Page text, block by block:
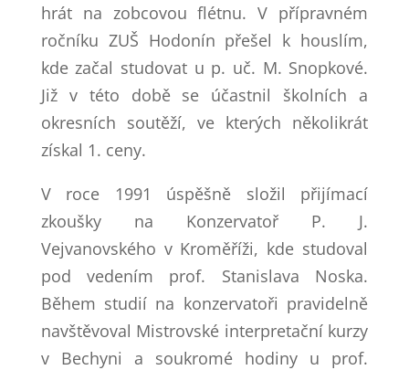
hrát na zobcovou flétnu. V přípravném
ročníku ZUŠ Hodonín přešel k houslím,
kde začal studovat u p. uč. M. Snopkové.
Již v této době se účastnil školních a
okresních soutěží, ve kterých několikrát
získal 1. ceny.
V roce 1991 úspěšně složil přijímací
zkoušky na Konzervatoř P. J.
Vejvanovského v Kroměříži, kde studoval
pod vedením prof. Stanislava Noska.
Během studií na konzervatoři pravidelně
navštěvoval Mistrovské interpretační kurzy
v Bechyni a soukromé hodiny u prof.